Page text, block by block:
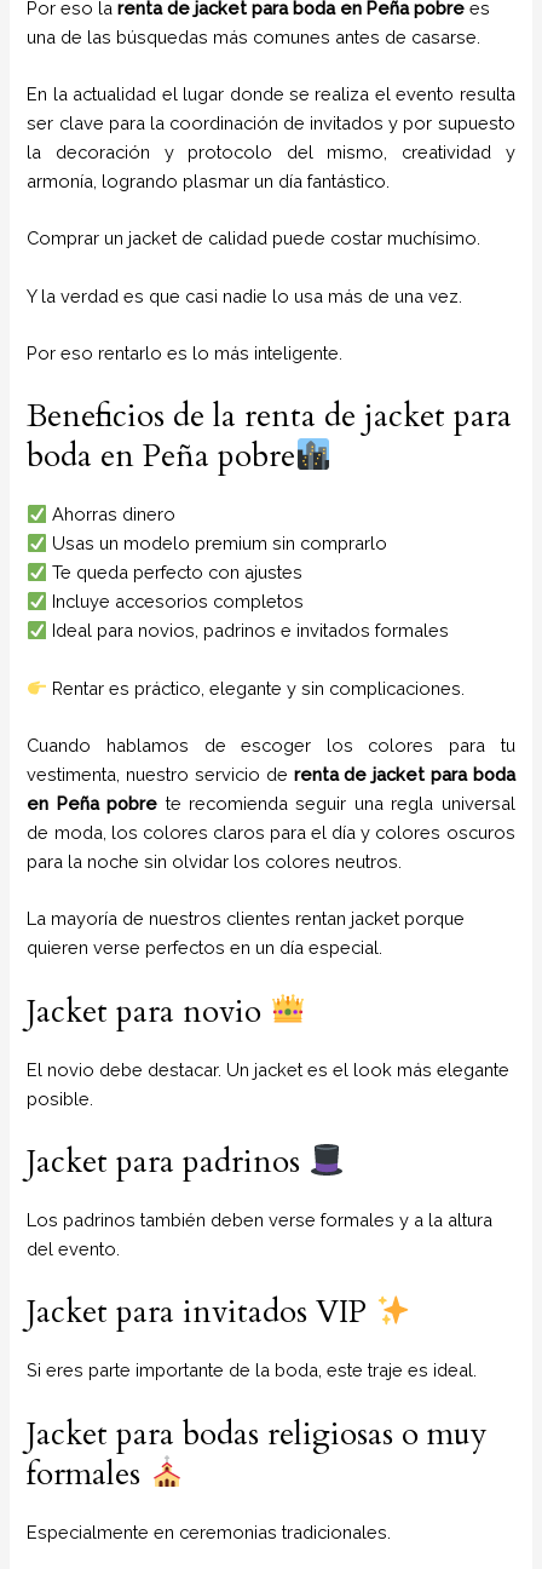
Por eso larenta de jacket para boda en Peña pobrees
una de las búsquedas más comunes antes de casarse.
En la actualidad el lugar donde se realiza el evento resulta
ser clave para la coordinación de invitados y por supuesto
la decoración y protocolo del mismo, creatividad y
armonía, logrando plasmar un día fantástico.
Comprar un jacket de calidad puede costar muchísimo.
Y la verdad es que casi nadie lo usa más de una vez.
Por eso rentarlo es lo más inteligente.
Beneficios de la renta de jacket para
boda en Peña pobre
Ahorras dinero
Usas un modelo premium sin comprarlo
Te queda perfecto con ajustes
Incluye accesorios completos
Ideal para novios, padrinos e invitados formales
Rentar es práctico, elegante y sin complicaciones.
Cuando hablamos de escoger los colores para tu
vestimenta, nuestro servicio de renta de jacket para boda
en Peña pobre te recomienda seguir una regla universal
de moda, los colores claros para el día y colores oscuros
para la noche sin olvidar los colores neutros.
La mayoría de nuestros clientes rentan jacket porque
quieren verse perfectos en un día especial.
Jacket para novio
El novio debe destacar. Un jacket es el look más elegante
posible.
Jacket para padrinos
Los padrinos también deben verse formales y a la altura
del evento.
Jacket para invitados VIP
Si eres parte importante de la boda, este traje es ideal.
Jacket para bodas religiosas o muy
formales
Especialmente en ceremonias tradicionales.